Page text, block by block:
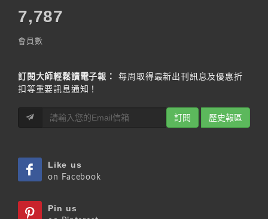
7,787
會員數
訂閱大師輕鬆讀電子報：
每周取得最新出刊訊息及優惠折
扣等重要訊息通知！
訂閱 歷史報區
Like us
on Facebook
Pin us